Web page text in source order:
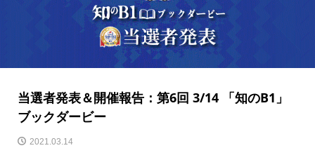
当選者発表＆開催報告：第6回 3/14 「知のB1」
ブックダービー
2021.03.14